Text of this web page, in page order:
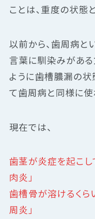
ことは、重度の状態
以前から、歯周病と
言葉に馴染みがある
ように歯槽膿漏の
て歯周病と同様に使
現在では、
歯茎が炎症を起こ
肉炎」
歯槽骨が溶けるくら
周炎」